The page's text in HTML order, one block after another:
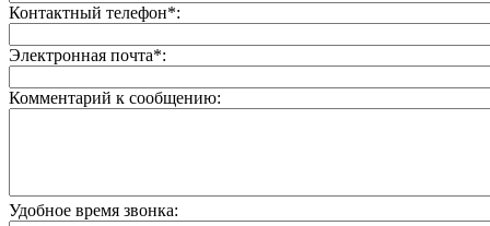
Контактный телефон*:
Электронная почта*:
Комментарий к сообщению:
Удобное время звонка: